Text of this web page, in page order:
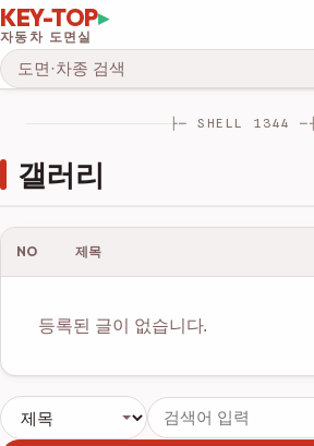
KEY-TOP▸
자동차 도면실
검색
├─ SHELL 1344 ─┤
갤러리
NO 제목
등록된 글이 없습니다.